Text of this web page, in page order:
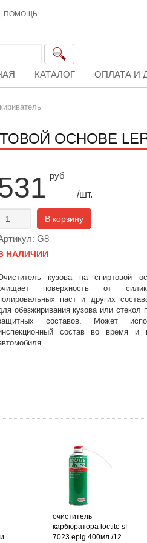
ПОМОЩЬ
КАТАЛОГ ОПЛАТА И
ОСНОВЕ
руб
/шт.
В корзину
G8
НАЛИЧИИ
кузова на спиртовой
поверхность от
паст и других
обезжиривания кузова или стекол
составов. Может
состав во время и
...
очиститель
карбюратора loctite sf
7023 epig 400мл /12